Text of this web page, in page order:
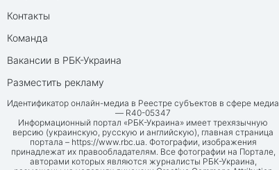
Контакты
Команда
Вакансии в РБК-Украина
Разместить рекламу
Идентификатор онлайн-медиа в Реестре субъектов в сфере медиа
— R40-05347
Информационный портал «РБК-Украина» имеет трехязычную
версию (украинскую, русскую и английскую), главная страница
портала – https://www.rbc.ua. Фотографии, изображения
принадлежат их правообладателям. Все фотографии на Портале,
авторами которых являются журналисты РБК-Украина,